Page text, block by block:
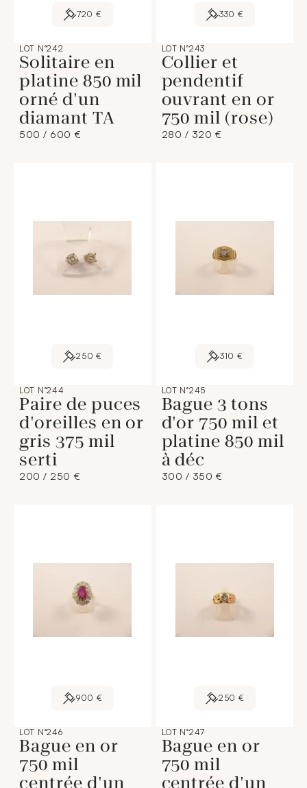
720 €
LOT N°242
Solitaire en
platine 850 mil
orné d'un
diamant TA
500 / 600 €
330 €
LOT N°243
Collier et
pendentif
ouvrant en or
750 mil (rose)
280 / 320 €
250 €
LOT N°244
Paire de puces
d'oreilles en or
gris 375 mil
serti
200 / 250 €
310 €
LOT N°245
Bague 3 tons
d'or 750 mil et
platine 850 mil
à déc
300 / 350 €
900 €
LOT N°246
Bague en or
750 mil
centrée d'un
250 €
LOT N°247
Bague en or
750 mil
centrée d'un